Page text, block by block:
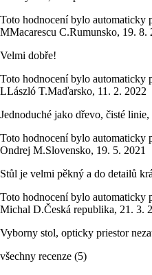
Toto hodnocení bylo automaticky
MMacarescu C.Rumunsko, 19. 8.
Velmi dobře!
Toto hodnocení bylo automaticky
LLászló T.Maďarsko, 11. 2. 2022
Jednoduché jako dřevo, čisté
Toto hodnocení bylo automaticky
Ondrej M.Slovensko, 19. 5. 2021
Stůl je velmi pěkný a do detailů
Toto hodnocení bylo automaticky
Michal D.Česká republika, 21. 3.
Vyborny stol, opticky priestor
všechny recenze (5)